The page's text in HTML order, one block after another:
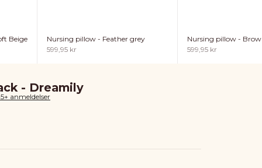
Beige
Nursing pillow - Feather grey
Sale price
599,95 kr
Nursing pillow -
Sale price
599,95 kr
- Dreamily
anmeldelser